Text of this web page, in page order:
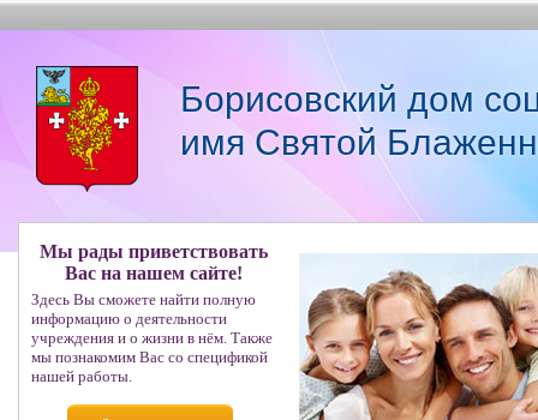
Борисовский дом
имя Святой
Мы рады приветствовать
Вас на нашем сайте!
Здесь Вы сможете найти полную
информацию о деятельности
учреждения и о жизни в нём. Также
мы познакомим Вас со спецификой
нашей работы.